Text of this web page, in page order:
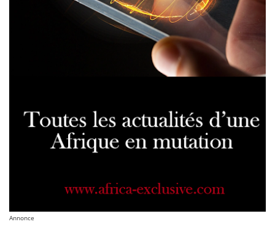
Annonce